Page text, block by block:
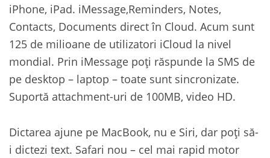
iPhone, iPad. iMessage,Reminders, Notes,
Contacts, Documents direct în Cloud. Acum sunt
125 de milioane de utilizatori iCloud la nivel
mondial. Prin iMessage poți răspunde la SMS de
pe desktop – laptop – toate sunt sincronizate.
Suportă attachment-uri de 100MB, video HD.
Dictarea ajune pe MacBook, nu e Siri, dar poți să-
i dictezi text. Safari nou – cel mai rapid motor